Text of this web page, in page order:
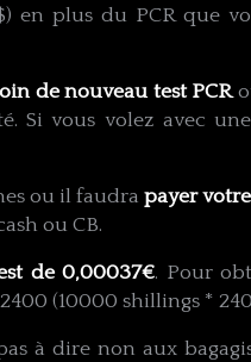
en plus du PCR que
de nouveau test PCR
Si vous volez avec
ou il faudrapayer
ou CB.
de 0,00037€. Pour
(10000 shillings *
à dire non aux